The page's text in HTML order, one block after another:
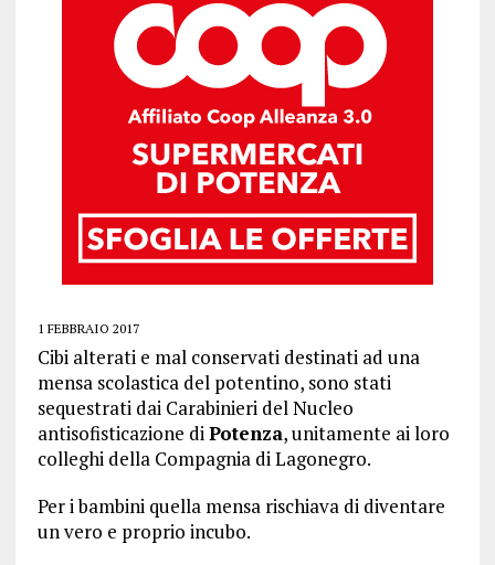
1 FEBBRAIO 2017
Cibi alterati e mal conservati destinati ad una
mensa scolastica del potentino, sono stati
sequestrati dai Carabinieri del Nucleo
antisofisticazione diPotenza, unitamente ai loro
colleghi della Compagnia di Lagonegro.
Per i bambini quella mensa rischiava di diventare
un vero e proprio incubo.